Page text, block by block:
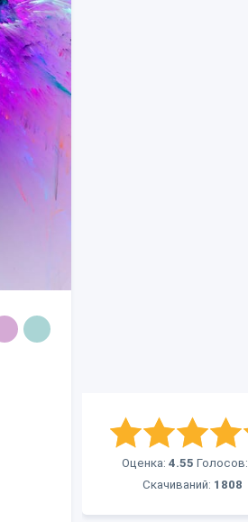
Оценка: 4.55 Голосов:
Скачиваний: 1808